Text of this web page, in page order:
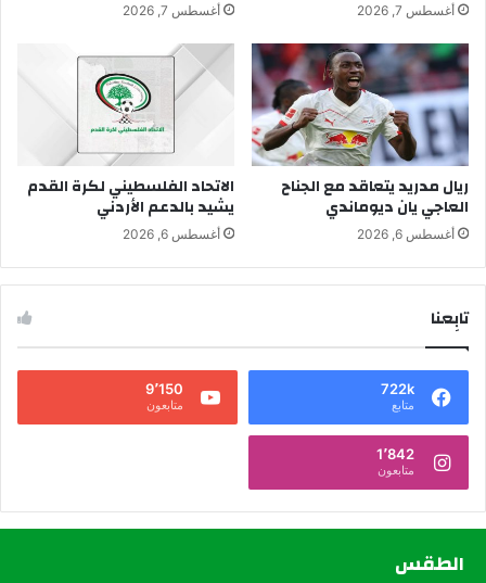
أغسطس 7, 2026 أغسطس 7, 2026
ريال مدريد يتعاقد مع الجناح
العاجي يان ديوماندي
أغسطس 6, 2026
الاتحاد الفلسطيني لكرة القدم
يشيد بالدعم الأردني
أغسطس 6, 2026
تابِعنا
722k
متابع
9٬150
متابعون
1٬842
متابعون
الطقس